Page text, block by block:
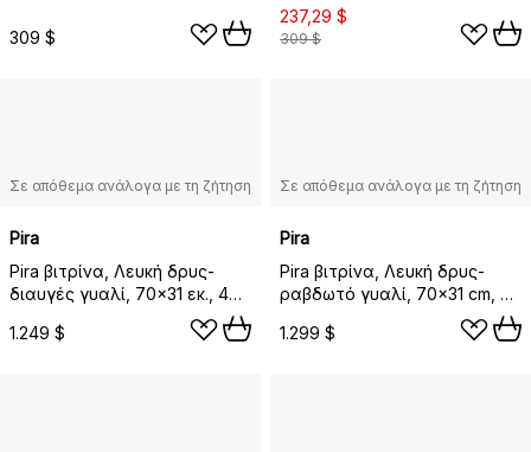
309 $
237,29 $
309 $
Σε απόθεμα ανάλογα με τη ζήτηση
Pira
Pira βιτρίνα, Λευκή δρυς-
διαυγές γυαλί, 70x31 εκ., 4
1.249 $
Σε απόθεμα ανάλογα με τη ζήτηση
Pira
Pira βιτρίνα, Λευκή δρυς-
ραβδωτό γυαλί, 70x31 cm, 4
1.299 $